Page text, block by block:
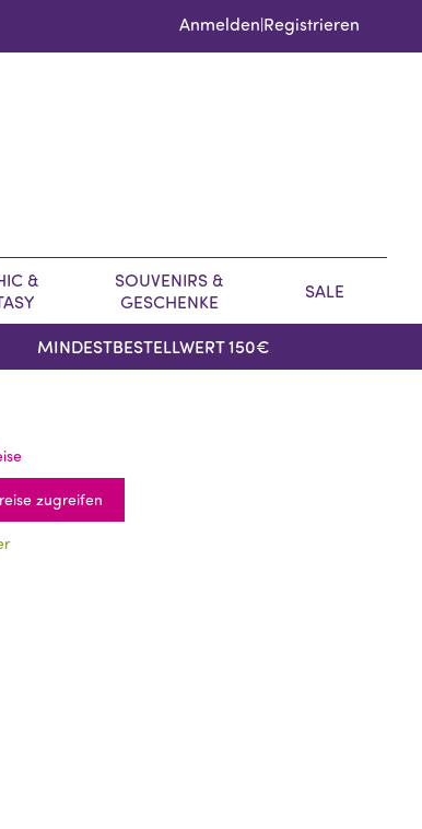
Anmelden|Registrieren
&
SOUVENIRS &
GESCHENKE
SALE
MINDESTBESTELLWERT 150€
zugreifen